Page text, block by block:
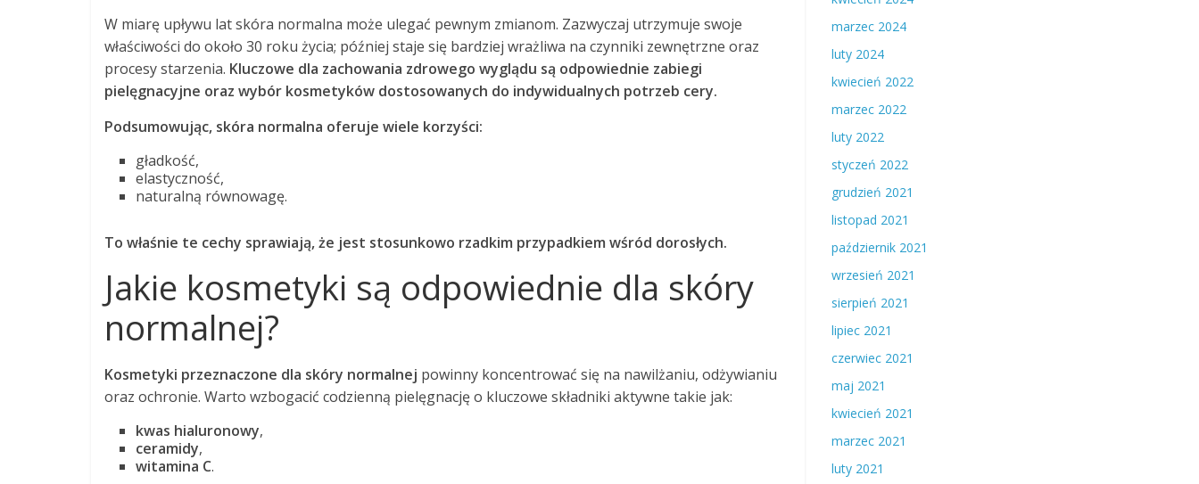
W miarę upływu lat skóra normalna może ulegać pewnym zmianom. Zazwyczaj utrzymuje swoje
właściwości do około 30 roku życia; później staje się bardziej wrażliwa na czynniki zewnętrzne oraz
procesy starzenia. Kluczowe dla zachowania zdrowego wyglądu są odpowiednie zabiegi
pielęgnacyjne oraz wybór kosmetyków dostosowanych do indywidualnych potrzeb cery.
Podsumowując, skóra normalna oferuje wiele korzyści:
gładkość,
elastyczność,
naturalną równowagę.
To właśnie te cechy sprawiają, że jest stosunkowo rzadkim przypadkiem wśród dorosłych.
Jakie kosmetyki są odpowiednie dla skóry
normalnej?
Kosmetyki przeznaczone dla skóry normalnej powinny koncentrować się na nawilżaniu, odżywianiu
oraz ochronie. Warto wzbogacić codzienną pielęgnację o kluczowe składniki aktywne takie jak:
kwas hialuronowy,
ceramidy,
witamina C.
marzec 2024
luty 2024
kwiecień 2022
marzec 2022
luty 2022
styczeń 2022
grudzień 2021
listopad 2021
październik 2021
wrzesień 2021
sierpień 2021
lipiec 2021
czerwiec 2021
maj 2021
kwiecień 2021
marzec 2021
luty 2021